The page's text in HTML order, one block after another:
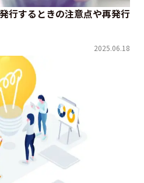
行するときの注意点や再発行
2025.06.18